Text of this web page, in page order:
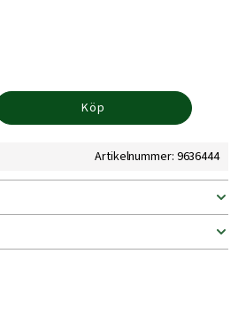
Köp
Artikelnummer: 9636444